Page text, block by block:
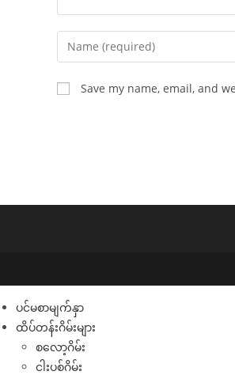
Enter
your
name
or
Save my name, email, and
ပင်မစာမျက်နှာ
ထိပ်တန်းဂိမ်းများ
စလော့ဂိမ်း
ငါးပစ်ဂိမ်း